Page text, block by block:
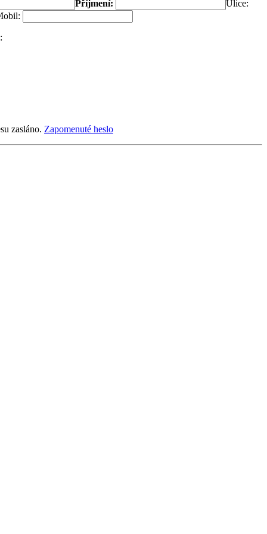
Příjmení:
Ulice:
zasláno. Zapomenuté heslo